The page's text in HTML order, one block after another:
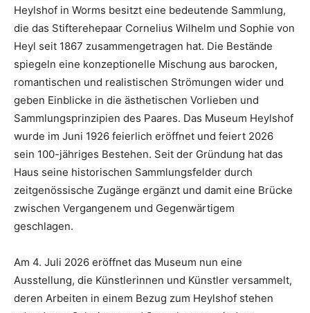
Heylshof in Worms besitzt eine bedeutende Sammlung,
die das Stifterehepaar Cornelius Wilhelm und Sophie von
Heyl seit 1867 zusammengetragen hat. Die Bestände
spiegeln eine konzeptionelle Mischung aus barocken,
romantischen und realistischen Strömungen wider und
geben Einblicke in die ästhetischen Vorlieben und
Sammlungsprinzipien des Paares. Das Museum Heylshof
wurde im Juni 1926 feierlich eröffnet und feiert 2026
sein 100-jähriges Bestehen. Seit der Gründung hat das
Haus seine historischen Sammlungsfelder durch
zeitgenössische Zugänge ergänzt und damit eine Brücke
zwischen Vergangenem und Gegenwärtigem
geschlagen.
Am 4. Juli 2026 eröffnet das Museum nun eine
Ausstellung, die Künstlerinnen und Künstler versammelt,
deren Arbeiten in einem Bezug zum Heylshof stehen